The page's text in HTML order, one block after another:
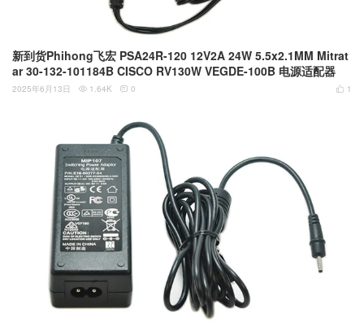
新到货Phihong飞宏 PSA24R-120 12V2A 24W 5.5x2.1MM Mitrat
ar 30-132-101184B CISCO RV130W VEGDE-100B 电源适配器
 1
2025年6月13日  1.64K  0